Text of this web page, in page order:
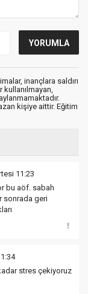
inançlara saldırı
kullanılmayan,
kişiye aittir. Eğitim
11:23
bu aöf. sabah
sonrada geri
stres çekiyoruz